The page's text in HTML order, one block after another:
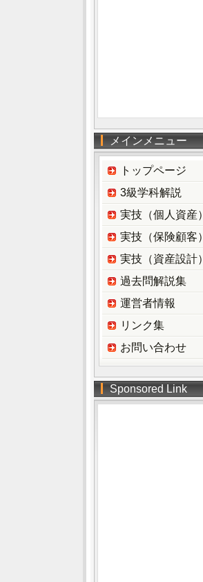
メインメニュー
トップページ
3級学科解説
実技（個人資産）
実技（保険顧客）
実技（資産設計）
過去問解説集
運営者情報
リンク集
お問い合わせ
Sponsored Link